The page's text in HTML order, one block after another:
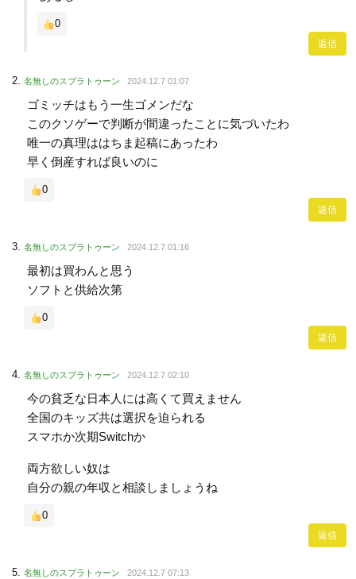
0
返信
名無しのスプラトゥーン 2024.12.7 01:07
ゴミッチはもう一生ゴメンだな
このクソゲーで判断が間違ったことに気づいたわ
唯一の真理ははちま起稿にあったわ
早く倒産すれば良いのに
0
返信
名無しのスプラトゥーン 2024.12.7 01:16
最初は買わんと思う
ソフトと供給次第
0
返信
名無しのスプラトゥーン 2024.12.7 02:10
今の貧乏な日本人には高くて買えません
全国のキッズ共は選択を迫られる
スマホか次期Switchか
両方欲しい奴は
自分の親の年収と相談しましょうね
0
返信
名無しのスプラトゥーン 2024.12.7 07:13